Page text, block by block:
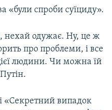
«були спроби суїциду».
нехай одужає. Ну, це ж
про проблеми, і все
людини. Чи можна їй
«Секретний випадок